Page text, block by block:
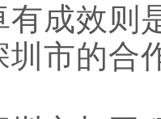
有成效则
圳市的合